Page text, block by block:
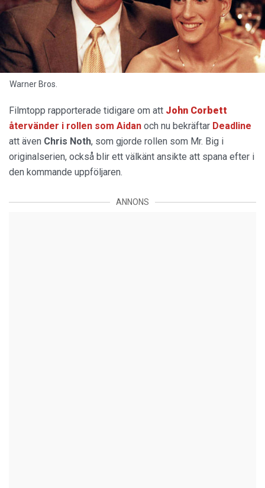
Warner Bros.
Filmtopp rapporterade tidigare om att John Corbett
återvänder i rollen som Aidan och nu bekräftar Deadline
att även Chris Noth, som gjorde rollen som Mr. Big i
originalserien, också blir ett välkänt ansikte att spana efter i
den kommande uppföljaren.
ANNONS